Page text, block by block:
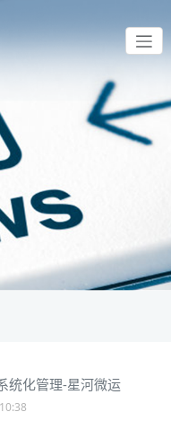
统化管理-星河微运